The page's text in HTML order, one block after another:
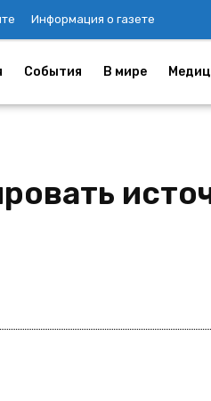
Информация о газете
События В мире